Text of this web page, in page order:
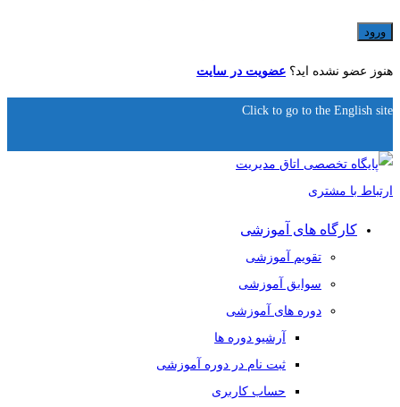
هنوز عضو نشده اید؟ عضویت در سایت
Click to go to the English site
کارگاه های آموزشی
تقویم آموزشی
سوابق آموزشی
دوره های آموزشی
آرشیو دوره ها
ثبت نام در دوره آموزشی
حساب کاربری